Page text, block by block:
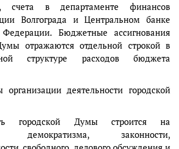
счета в департаменте финансов
Волгограда и Центральном банке
Федерации. Бюджетные ассигнования
отражаются отдельной строкой в
структуре расходов бюджета
деятельности городской
городской Думы строится на
демократизма, законности,